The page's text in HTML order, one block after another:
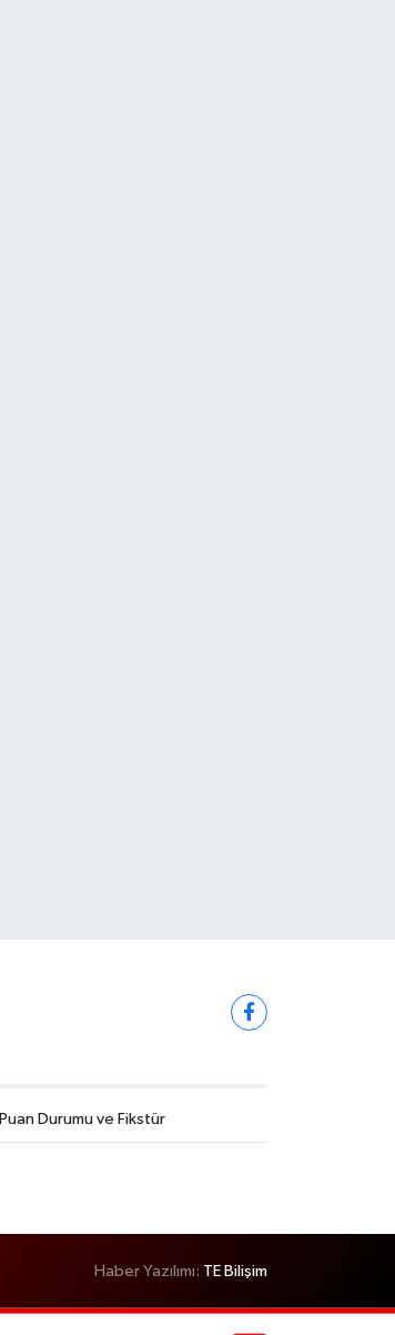
Puan Durumu ve Fikstür
Haber Yazılımı: TE Bilişim